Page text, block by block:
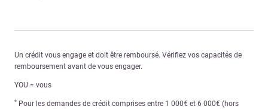
Un crédit vous engage et doit être remboursé. Vérifiez vos capacités de
remboursement avant de vous engager.
YOU = vous
* Pour les demandes de crédit comprises entre 1 000€ et 6 000€ (hors